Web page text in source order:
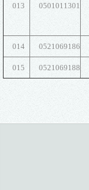
013 0501011301
014 0521069186
015 0521069188